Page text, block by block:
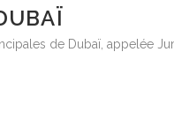
de Dubaï, appelée